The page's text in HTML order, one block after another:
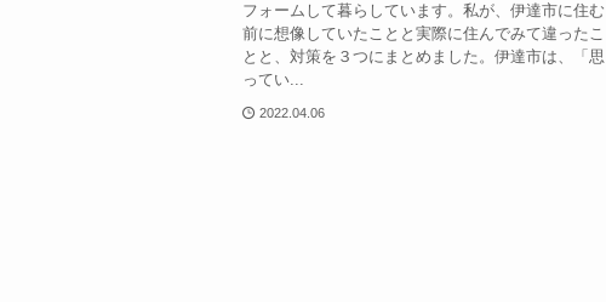
フォームして暮らしています。私が、伊達市に住む
前に想像していたことと実際に住んでみて違ったこ
とと、対策を３つにまとめました。伊達市は、「思
ってい...
2022.04.06